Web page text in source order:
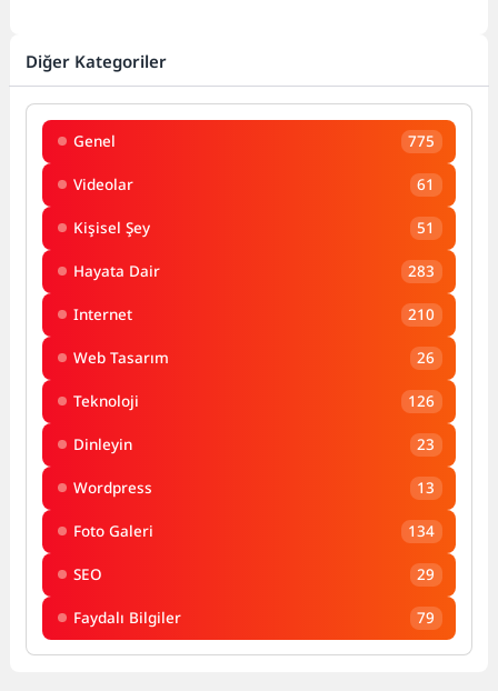
Diğer Kategoriler
Genel 775
Videolar 61
Kişisel Şey 51
Hayata Dair 283
Internet 210
Web Tasarım 26
Teknoloji 126
Dinleyin 23
Wordpress 13
Foto Galeri 134
SEO 29
Faydalı Bilgiler 79